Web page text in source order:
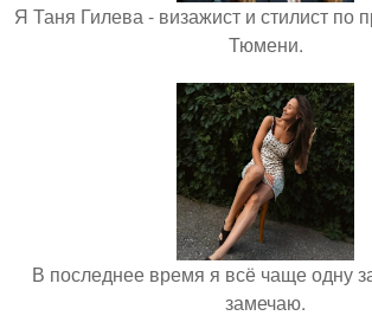
Я Таня Гилева - визажист и стилист по
Тюмени.
В последнее время я всё чаще одну
замечаю.